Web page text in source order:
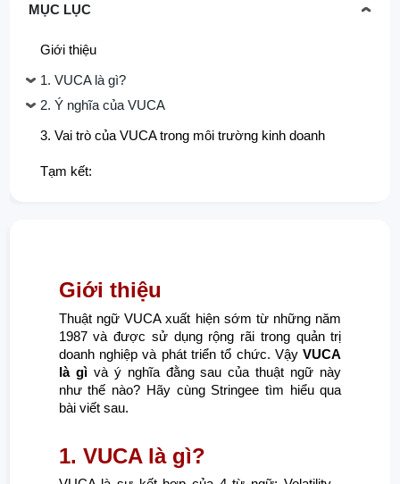
MỤC LỤC
Giới thiệu
1. VUCA là gì?
2. Ý nghĩa của VUCA
3. Vai trò của VUCA trong môi trường kinh doanh
Tạm kết:
Giới thiệu
Thuật ngữ VUCA xuất hiện sớm từ những năm
1987 và được sử dụng rộng rãi trong quản trị
doanh nghiệp và phát triển tổ chức. VậyVUCA
là gìvà ý nghĩa đằng sau của thuật ngữ này
như thế nào? Hãy cùng Stringee tìm hiểu qua
bài viết sau.
1. VUCA là gì?